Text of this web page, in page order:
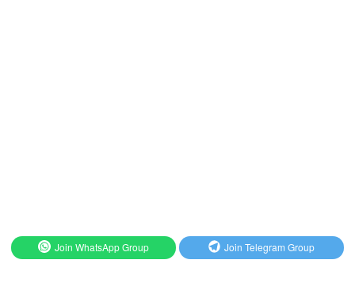
Join WhatsApp Group Join Telegram Group